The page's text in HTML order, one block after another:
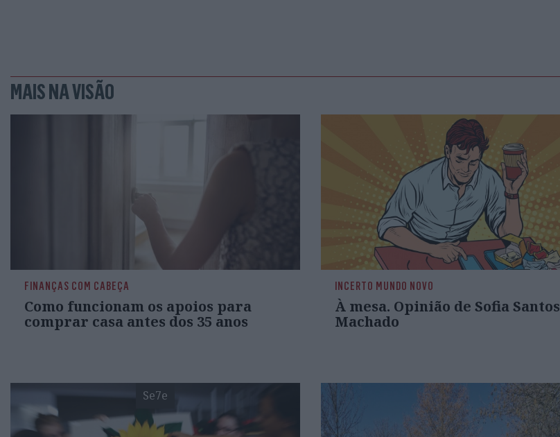
MAIS NA VISÃO
FINANÇAS COM CABEÇA
Como funcionam os apoios para
comprar casa antes dos 35 anos
INCERTO MUNDO NOVO
À mesa. Opinião de Sofia Santos
Machado
Se7e